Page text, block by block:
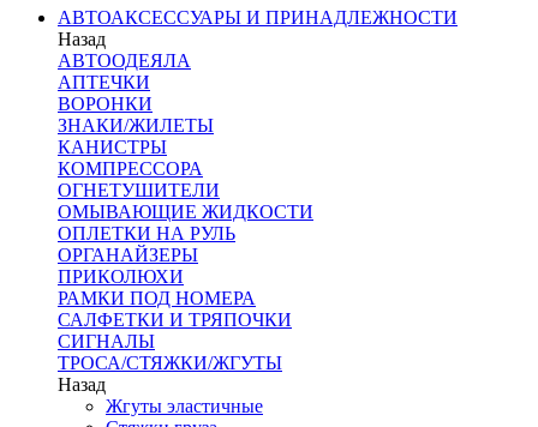
АВТОАКСЕССУАРЫ И ПРИНАДЛЕЖНОСТИ
Назад
АВТООДЕЯЛА
АПТЕЧКИ
ВОРОНКИ
ЗНАКИ/ЖИЛЕТЫ
КАНИСТРЫ
КОМПРЕССОРА
ОГНЕТУШИТЕЛИ
ОМЫВАЮЩИЕ ЖИДКОСТИ
ОПЛЕТКИ НА РУЛЬ
ОРГАНАЙЗЕРЫ
ПРИКОЛЮХИ
РАМКИ ПОД НОМЕРА
САЛФЕТКИ И ТРЯПОЧКИ
СИГНАЛЫ
ТРОСА/СТЯЖКИ/ЖГУТЫ
Назад
Жгуты эластичные